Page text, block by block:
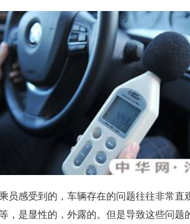
员感受到的，车辆存在的问题往往非常直
，是显性的，外露的。但是导致这些问题